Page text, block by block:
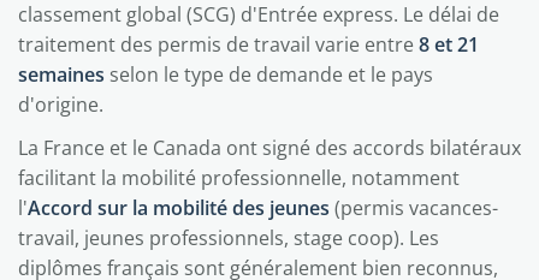
classement global (SCG) d'Entrée express. Le délai de
traitement des permis de travail varie entre8 et 21
semaines selon le type de demande et le pays
d'origine.
La France et le Canada ont signé des accords bilatéraux
facilitant la mobilité professionnelle, notamment
l'Accord sur la mobilité des jeunes (permis vacances-
travail, jeunes professionnels, stage coop). Les
diplômes français sont généralement bien reconnus,